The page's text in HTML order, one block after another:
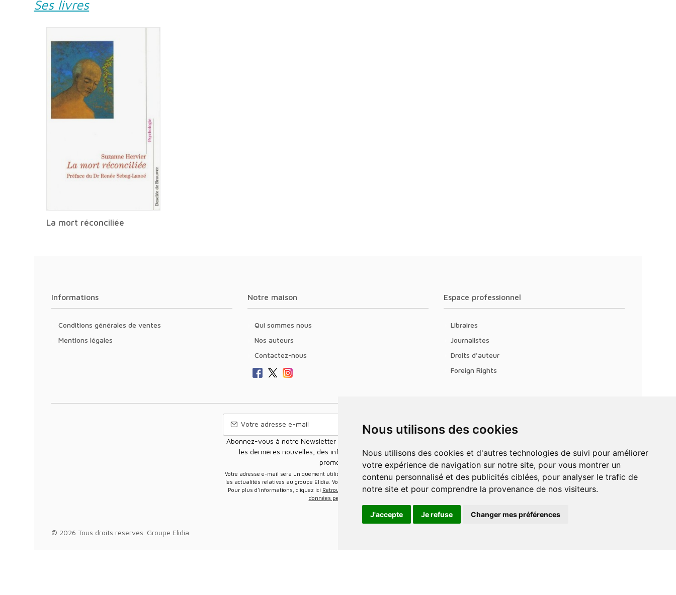
Nous utilisons des cookies
Nous utilisons des cookies et d'autres technologies de suivi pour améliorer
votre expérience de navigation sur notre site, pour vous montrer un
contenu personnalisé et des publicités ciblées, pour analyser le trafic de
notre site et pour comprendre la provenance de nos visiteurs.
J'accepte Je refuse Changer mes préférences
Ses livres
La mort réconciliée
Informations
Conditions générales de ventes
Mentions légales
Notre maison
Qui sommes nous
Nos auteurs
Contactez-nous
Espace professionnel
Libraires
Journalistes
Droits d'auteur
Foreign Rights
Abonnez-vous à notre Newsletter pour recevoir nos nouvelles offres,
les dernières nouvelles, des informations sur les ventes et les
promotions.
Votre adresse e-mail sera uniquement utilisée pour vous envoyer des informations sur
les actualités relatives au groupe Elidia. Vous pouvez vous désinscrire à tout moment.
Pour plus d’informations, cliquez ici Retrouvez ici notre politique de protection de vos
données personnelles
© 2026 Tous droits réservés. Groupe Elidia